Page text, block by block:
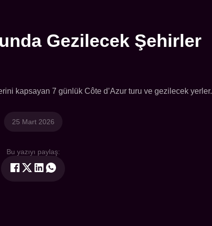
Gezilecek Şehirler
kapsayan 7 günlük Côte d’Azur turu ve gezilecek yerler.
25 Mart 2026
Bu yazıyı paylaş: